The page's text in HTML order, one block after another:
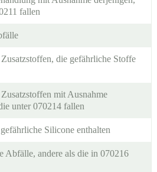
fallen
die gefährliche Stoffe
mit Ausnahme
unter 070214 fallen
Silicone enthalten
Abfälle, andere als die in 070216